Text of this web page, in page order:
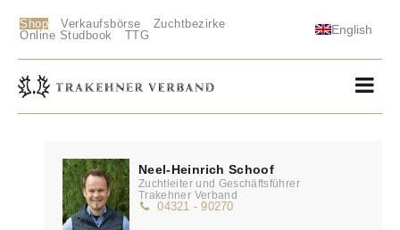
Shop Verkaufsbörse
Zuchtbezirke
Online Studbook
TTG English
Neel-Heinrich Schoof
Zuchtleiter und Geschäftsführer
Trakehner Verband
04321 - 90270